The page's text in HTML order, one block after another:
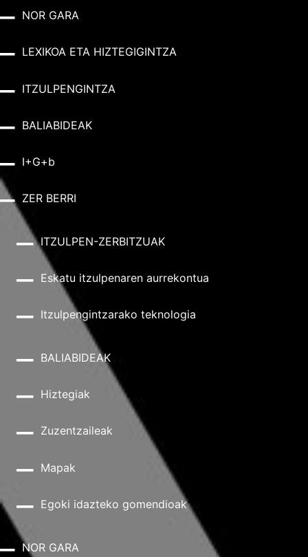
NOR GARA
LEXIKOA ETA HIZTEGIGINTZA
ITZULPENGINTZA
BALIABIDEAK
I+G+b
ZER BERRI
ITZULPEN-ZERBITZUAK
Eskatu itzulpenaren aurrekontua
Itzulpengintzarako teknologia
BALIABIDEAK
Hiztegiak
Zuzentzaileak
Mapak
Egoki idazteko gomendioak
NOR GARA